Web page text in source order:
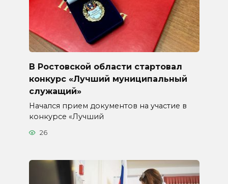
В Ростовской области стартовал
конкурс «Лучший муниципальный
служащий»
Начался прием документов на участие в
конкурсе «Лучший
26